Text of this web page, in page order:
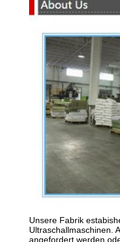
Unsere Fabrik
Ultraschallmaschinen.
angefordert werden